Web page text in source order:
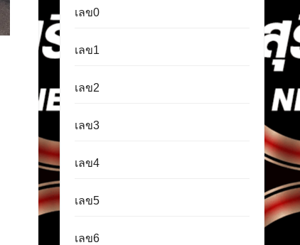
เลข0
เลข1
เลข2
เลข3
เลข4
เลข5
เลข6